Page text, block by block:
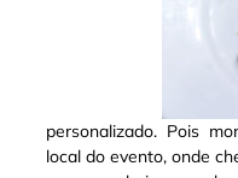
personalizado. Pois
local do evento, onde